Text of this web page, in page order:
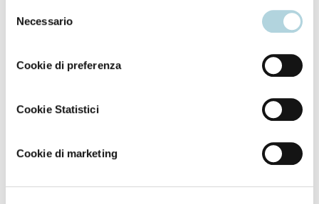
più consulta la
delNecessario
Cookie di preferenza
Cookie Statistici
Cookie di marketing
How to use
Apply to the scalp, massage with water until a rich